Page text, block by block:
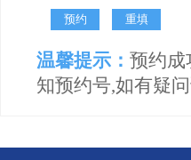
温馨提示： 预约成
知预约号,如有疑